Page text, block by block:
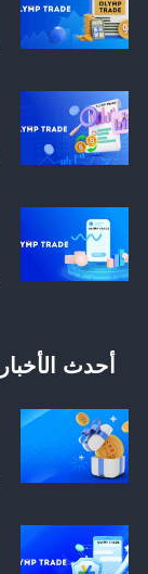
أحدث الأخبار